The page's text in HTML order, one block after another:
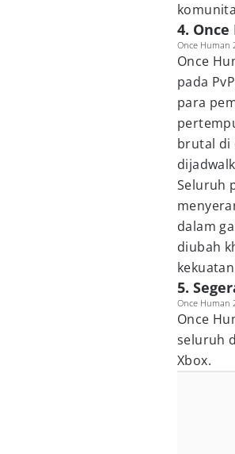
4.
Once Human
Once
pada
para
brutal di
Seluruh
dalam
diubah
5.
Once Human
Once
seluruh
Xbox.